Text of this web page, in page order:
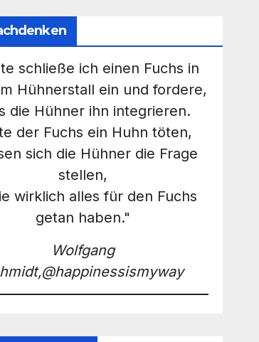
schließe ich einen Fuchs in
Hühnerstall ein und fordere,
die Hühner ihn integrieren.
der Fuchs ein Huhn töten,
sich die Hühner die Frage
stellen,
wirklich alles für den Fuchs
getan haben."
Wolfgang